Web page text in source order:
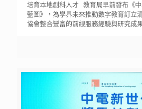
培育本地創科人才 教育局早前發布《
藍圖》，為學界未來推動數字教育訂立
協會整合豐富的前線服務經驗與研究成